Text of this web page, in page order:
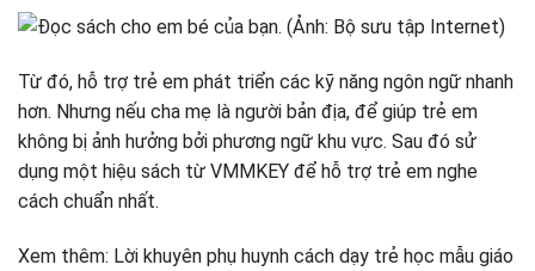
Từ đó, hỗ trợ trẻ em phát triển các kỹ năng ngôn ngữ nhanh
hơn. Nhưng nếu cha mẹ là người bản địa, để giúp trẻ em
không bị ảnh hưởng bởi phương ngữ khu vực. Sau đó sử
dụng một hiệu sách từ VMMKEY để hỗ trợ trẻ em nghe
cách chuẩn nhất.
Xem thêm: Lời khuyên phụ huynh cách dạy trẻ học mẫu giáo